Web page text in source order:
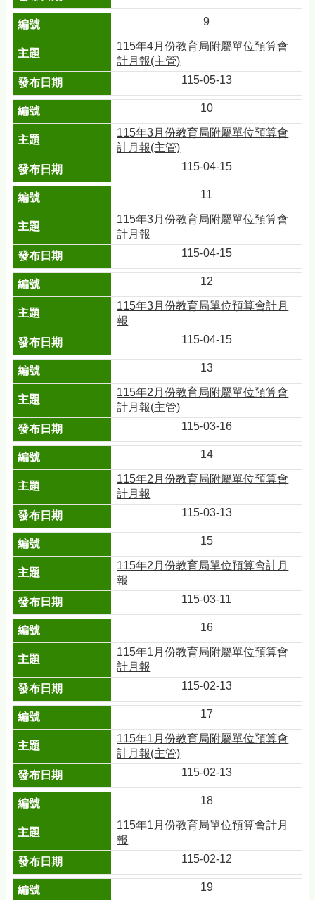
9
115年4月份教育局附屬單位預算會
計月報(主管)
115-05-13
10
115年3月份教育局附屬單位預算會
計月報(主管)
115-04-15
11
115年3月份教育局附屬單位預算會
計月報
115-04-15
12
115年3月份教育局單位預算會計月
報
115-04-15
13
115年2月份教育局附屬單位預算會
計月報(主管)
115-03-16
14
115年2月份教育局附屬單位預算會
計月報
115-03-13
15
115年2月份教育局單位預算會計月
報
115-03-11
16
115年1月份教育局附屬單位預算會
計月報
115-02-13
17
115年1月份教育局附屬單位預算會
計月報(主管)
115-02-13
18
115年1月份教育局單位預算會計月
報
115-02-12
19